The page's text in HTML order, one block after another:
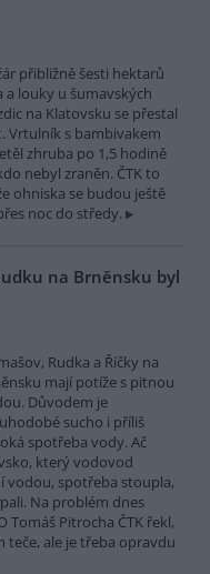
přibližně šesti hektarů
a louky u šumavských
na Klatovsku se přestal
Vrtulník s bambivakem
zhruba po 1,5 hodině
nebyl zraněn. ČTK to
ohniska se budou ještě
noc do středy.
na Brněnsku byl
Rudka a Říčky na
mají potíže s pitnou
Důvodem je
sucho i příliš
spotřeba vody. Ač
který vodovod
vodou, spotřeba stoupla,
Na problém dnes
Tomáš Pitrocha ČTK řekl,
teče, ale je třeba opravdu